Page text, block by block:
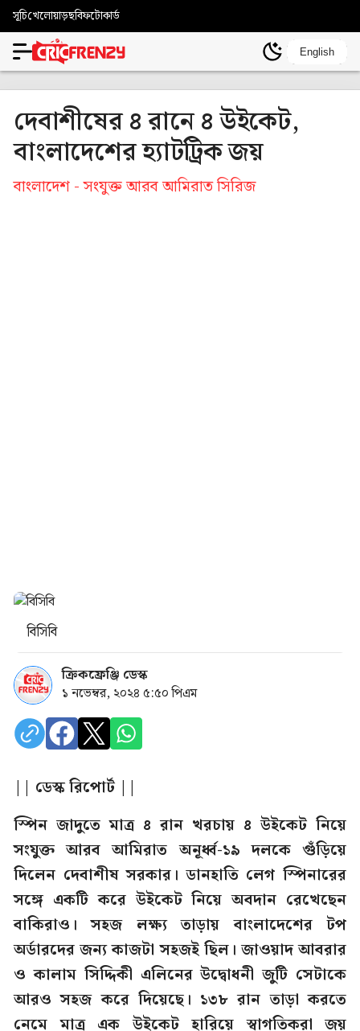
সূচিখেলোয়াড়ছবিফটোকার্ড
English
দেবাশীষের ৪ রানে ৪ উইকেট,
বাংলাদেশের হ্যাটট্রিক জয়
বাংলাদেশ - সংযুক্ত আরব আমিরাত সিরিজ
বিসিবি
ক্রিকফ্রেঞ্জি ডেস্ক
১ নভেম্বর, ২০২৪ ৫:৫০ পিএম
|| ডেস্ক রিপোর্ট ||
স্পিন জাদুতে মাত্র ৪ রান খরচায় ৪ উইকেট নিয়ে
সংযুক্ত আরব আমিরাত অনূর্ধ্ব-১৯ দলকে গুঁড়িয়ে
দিলেন দেবাশীষ সরকার। ডানহাতি লেগ স্পিনারের
সঙ্গে একটি করে উইকেট নিয়ে অবদান রেখেছেন
বাকিরাও। সহজ লক্ষ্য তাড়ায় বাংলাদেশের টপ
অর্ডারদের জন্য কাজটা সহজই ছিল। জাওয়াদ আবরার
ও কালাম সিদ্দিকী এলিনের উদ্বোধনী জুটি সেটাকে
আরও সহজ করে দিয়েছে। ১৩৮ রান তাড়া করতে
নেমে মাত্র এক উইকেট হারিয়ে স্বাগতিকরা জয়